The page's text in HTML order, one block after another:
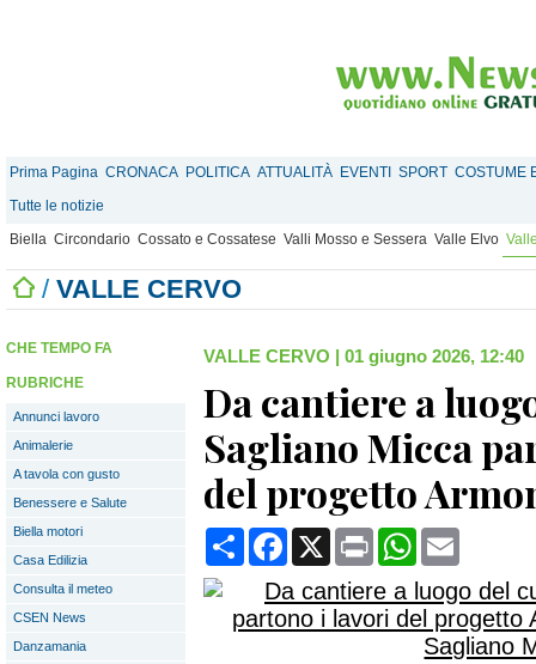
Prima Pagina CRONACA POLITICA ATTUALITÀ EVENTI SPORT COSTUME
Tutte le notizie
Biella Circondario Cossato e Cossatese Valli Mosso e Sessera Valle Elvo
/ VALLE CERVO
CHE TEMPO FA
RUBRICHE
Annunci lavoro
Animalerie
A tavola con gusto
Benessere e Salute
Biella motori
Casa Edilizia
Consulta il meteo
CSEN News
Danzamania
VALLE CERVO | 01 giugno 2026, 12:40
Da cantiere a
Sagliano Micca
del progetto
CondividiFacebook
X Print WhatsApp